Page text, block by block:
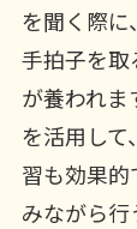
を聞く際
手拍子を取
が養われま
を活用し
習も効果
みながら